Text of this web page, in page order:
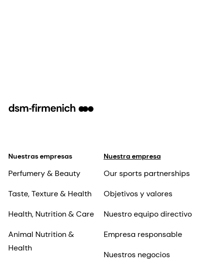
Nuestras empresas
Perfumery & Beauty
Taste, Texture & Health
Health, Nutrition & Care
Animal Nutrition &
Health
Nuestra empresa
Our sports partnerships
Objetivos y valores
Nuestro equipo directivo
Empresa responsable
Nuestros negocios